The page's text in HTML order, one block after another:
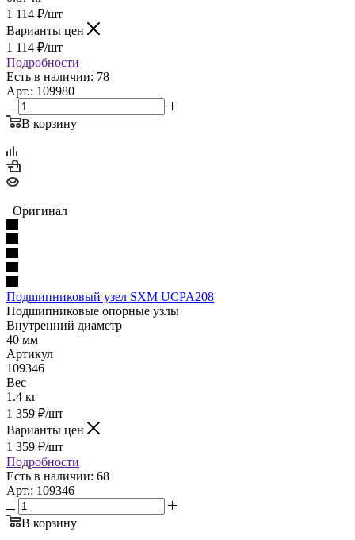
1 114 ₽/шт
Варианты цен
1 114 ₽/шт
Подробности
Есть в наличии: 78
Арт.: 109980
В корзину
Оригинал
Подшипниковый узел SXM UCPA208
Подшипниковые опорные узлы
Внутренний диаметр
40 мм
Артикул
109346
Вес
1.4 кг
1 359 ₽/шт
Варианты цен
1 359 ₽/шт
Подробности
Есть в наличии: 68
Арт.: 109346
В корзину